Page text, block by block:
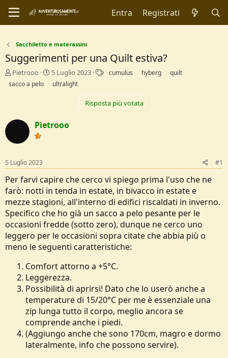
Entra Registrati
Sacchiletto e materassini
Suggerimenti per una Quilt estiva?
C
r
o
D
s
u
s
s
i
o
n
e
Pietrooo
D
a
I
5 Luglio 2023 cumulus hyberg
quilt
sacco a pelo
ultralight
Risposta più votata
Pietrooo
5 Luglio 2023 #1
Per farvi capire che cerco vi spiego prima l'uso che ne
farò: notti in tenda in estate, in bivacco in estate e
mezze stagioni, all'interno di edifici riscaldati in inverno.
Specifico che ho già un sacco a pelo pesante per le
occasioni fredde (sotto zero), dunque ne cerco uno
leggero per le occasioni sopra citate che abbia più o
meno le seguenti caratteristiche:
Comfort attorno a +5°C.
Leggerezza.
Possibilità di aprirsi! Dato che lo userò anche a
temperature di 15/20°C per me è essenziale una
zip lunga tutto il corpo, meglio ancora se
comprende anche i piedi.
(Aggiungo anche che sono 170cm, magro e dormo
lateralmente, info che possono servire).